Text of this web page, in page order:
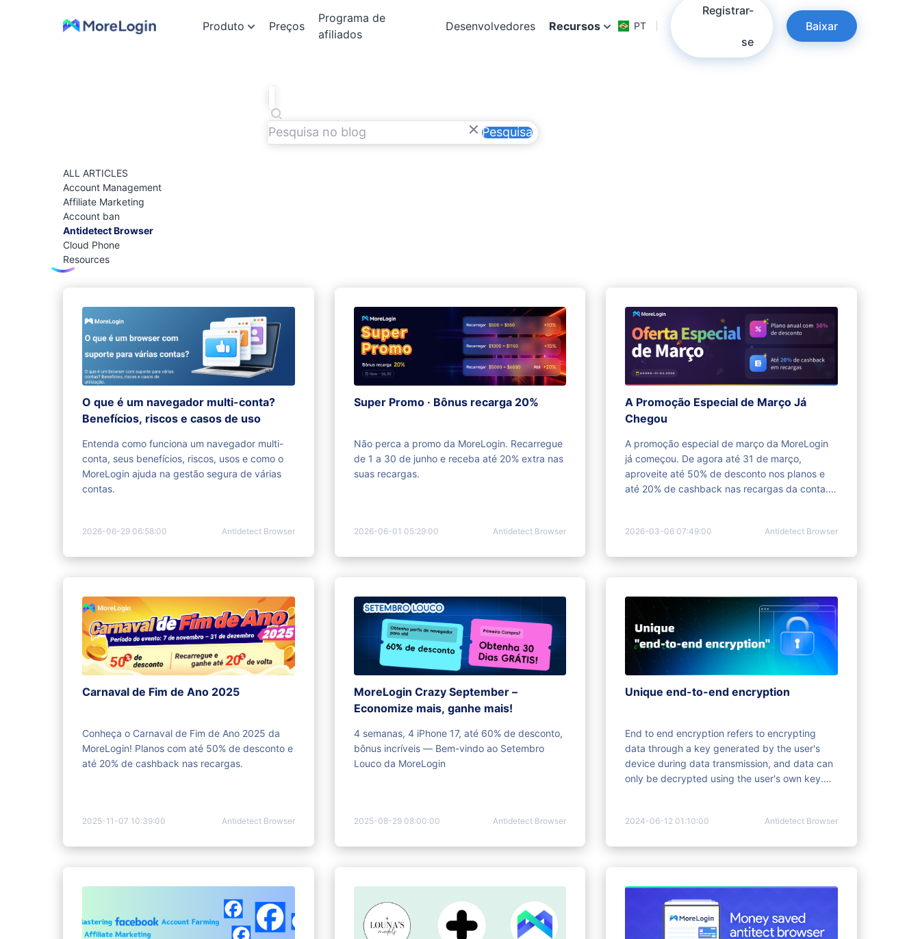
Produto Preços
Programa de
afiliados
Desenvolvedores Recursos PT
Registrar-
se
Baixar
Pesquisa
ALL ARTICLES
Account Management
Affiliate Marketing
Account ban
Antidetect Browser
Cloud Phone
Resources
O que é um navegador multi-conta?
Benefícios, riscos e casos de uso
Entenda como funciona um navegador multi-
conta, seus benefícios, riscos, usos e como o
MoreLogin ajuda na gestão segura de várias
contas.
2026-06-29 06:58:00 Antidetect Browser
Super Promo · Bônus recarga 20%
Não perca a promo da MoreLogin. Recarregue
de 1 a 30 de junho e receba até 20% extra nas
suas recargas.
2026-06-01 05:29:00 Antidetect Browser
A Promoção Especial de Março Já
Chegou
A promoção especial de março da MoreLogin
já começou. De agora até 31 de março,
aproveite até 50% de desconto nos planos e
até 20% de cashback nas recargas da conta.
2026-03-06 07:49:00 Antidetect Browser
Carnaval de Fim de Ano 2025
Conheça o Carnaval de Fim de Ano 2025 da
MoreLogin! Planos com até 50% de desconto e
até 20% de cashback nas recargas.
2025-11-07 10:39:00 Antidetect Browser
MoreLogin Crazy September –
Economize mais, ganhe mais!
4 semanas, 4 iPhone 17, até 60% de desconto,
bônus incríveis — Bem-vindo ao Setembro
Louco da MoreLogin
2025-08-29 08:00:00 Antidetect Browser
Unique end-to-end encryption
End to end encryption refers to encrypting
data through a key generated by the user's
device during data transmission, and data can
only be decrypted using the user's own key.
it protects the integrity and privacy of data,
2024-06-12 01:10:00 Antidetect Browser